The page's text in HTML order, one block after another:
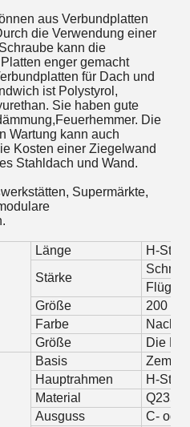
aus Verbundplatten
die Verwendung einer
kann die
enger gemacht
für Dach und
ist Polystyrol,
Sie haben gute
Die
Wartung kann auch
Kosten einer Ziegelwand
Stahldach und Wand.
Supermärkte,
Länge
H-
Stärke
Größe
200
Farbe
Nach
Größe
Die
Basis
Hauptrahmen
H-
Material
Ausguss
C-